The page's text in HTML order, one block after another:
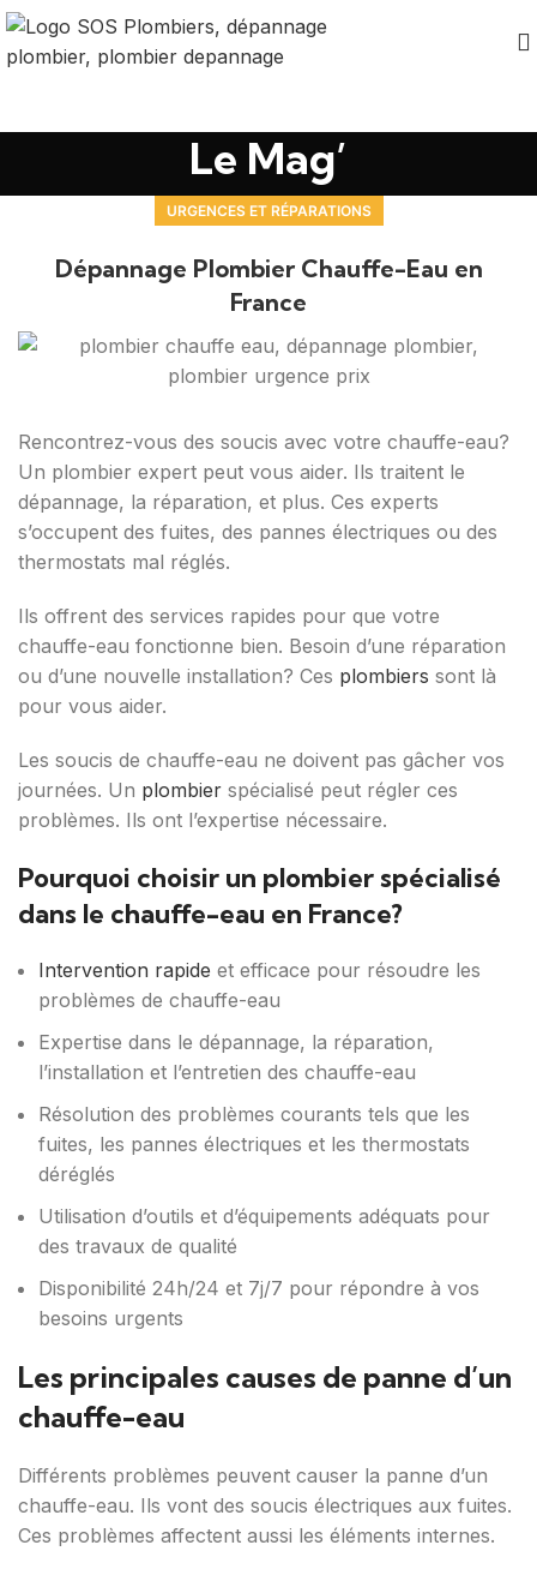
Le Mag’
URGENCES ET RÉPARATIONS
Dépannage Plombier Chauffe-Eau en
France
Rencontrez-vous des soucis avec votre chauffe-eau?
Un plombier expert peut vous aider. Ils traitent le
dépannage, la réparation, et plus. Ces experts
s’occupent des fuites, des pannes électriques ou des
thermostats mal réglés.
Ils offrent des services rapides pour que votre
chauffe-eau fonctionne bien. Besoin d’une réparation
ou d’une nouvelle installation? Ces plombiers sont là
pour vous aider.
Les soucis de chauffe-eau ne doivent pas gâcher vos
journées. Un plombier spécialisé peut régler ces
problèmes. Ils ont l’expertise nécessaire.
Pourquoi choisir un plombier spécialisé
dans le chauffe-eau en France?
Intervention rapide et efficace pour résoudre les
problèmes de chauffe-eau
Expertise dans le dépannage, la réparation,
l’installation et l’entretien des chauffe-eau
Résolution des problèmes courants tels que les
fuites, les pannes électriques et les thermostats
déréglés
Utilisation d’outils et d’équipements adéquats pour
des travaux de qualité
Disponibilité 24h/24 et 7j/7 pour répondre à vos
besoins urgents
Les principales causes de panne d’un
chauffe-eau
Différents problèmes peuvent causer la panne d’un
chauffe-eau. Ils vont des soucis électriques aux fuites.
Ces problèmes affectent aussi les éléments internes.